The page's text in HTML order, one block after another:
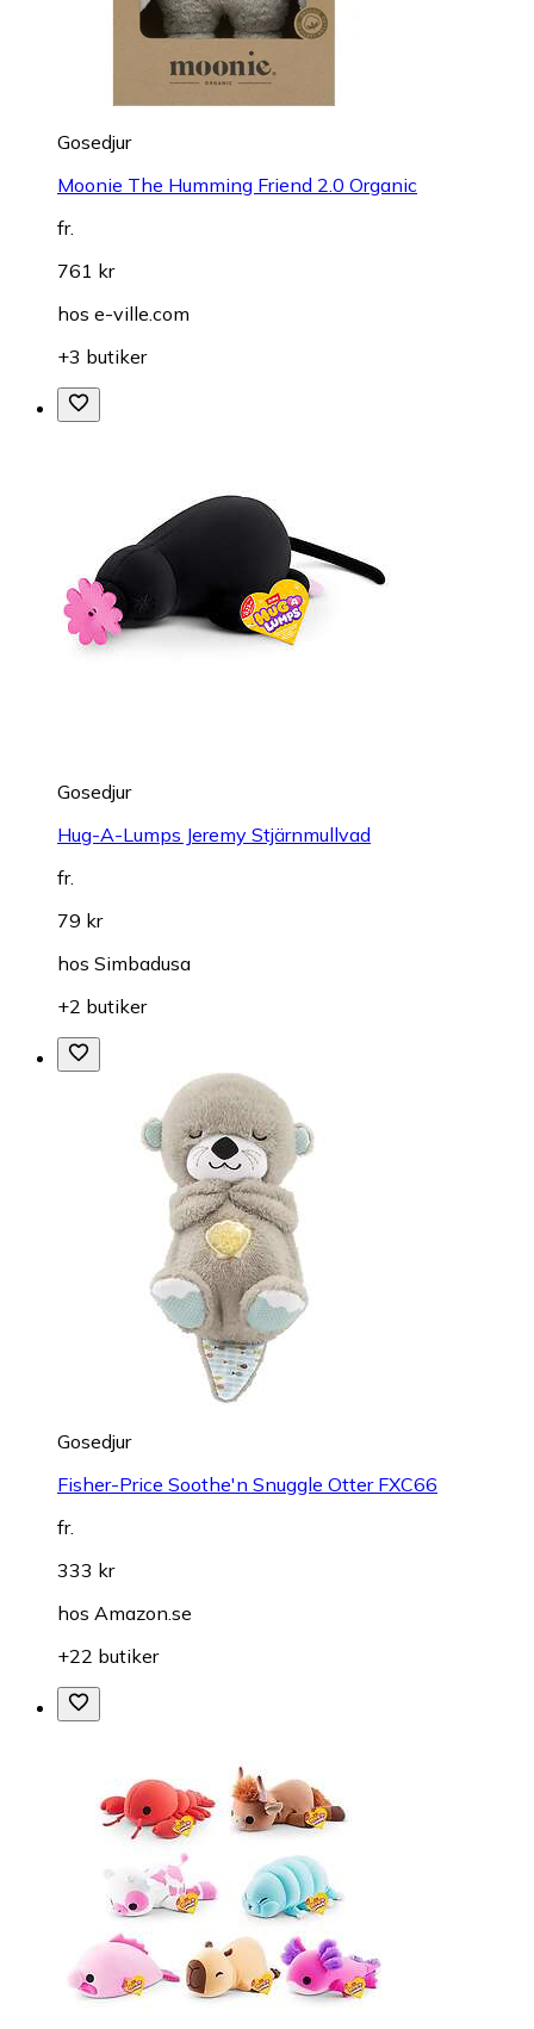
Gosedjur
Moonie The Humming Friend 2.0 Organic
fr.
761 kr
hos e-ville.com
+3 butiker
Gosedjur
Hug-A-Lumps Jeremy Stjärnmullvad
fr.
79 kr
hos Simbadusa
+2 butiker
Gosedjur
Fisher-Price Soothe'n Snuggle Otter FXC66
fr.
333 kr
hos Amazon.se
+22 butiker